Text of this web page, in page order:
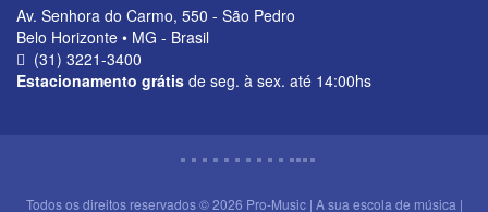
Av. Senhora do Carmo, 550 - São Pedro
Belo Horizonte • MG - Brasil
(31) 3221-3400
Estacionamento grátis de seg. à sex. até 14:00hs
Todos os direitos reservados © 2026 Pro-Music | A sua escola de música |